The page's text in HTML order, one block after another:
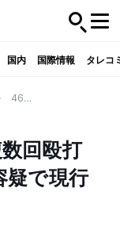
国内 国際情報 タレコ
尾道市で姉を金づちで複数回殴打か 46歳妹を殺人未遂容疑で現行犯逮捕
回殴打
で現行